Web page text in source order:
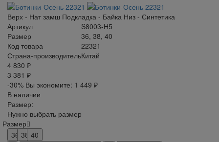
Верх - Нат замш Подкладка - Байка Низ - Синтетика
Артикул
S8003-H5
Размер
36, 38, 40
Код товара
22321
Страна-производительКитай
4 830 ₽
3 381 ₽
-30% Вы экономите: 1 449 ₽
В наличии
Размер:
Нужно выбрать размер
Размер
36 38 40